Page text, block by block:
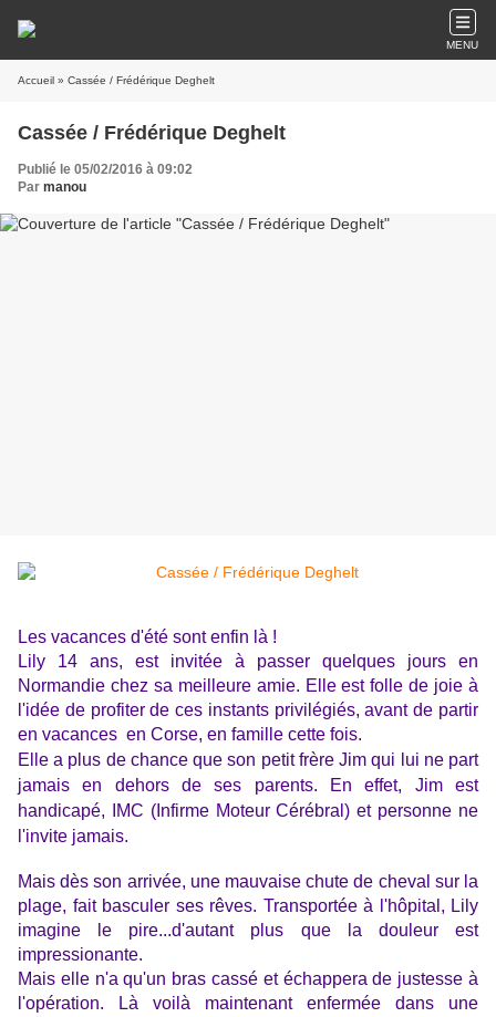
MENU
Accueil » Cassée / Frédérique Deghelt
Cassée / Frédérique Deghelt
Publié le 05/02/2016 à 09:02
Par manou
Les vacances d'été sont enfin là !
Lily 14 ans, est invitée à passer quelques jours en
Normandie chez sa meilleure amie. Elle est folle de joie à
l'idée de profiter de ces instants privilégiés, avant de partir
en vacances en Corse, en famille cette fois.
Elle a plus de chance que son petit frère Jim qui lui ne part
jamais en dehors de ses parents. En effet, Jim est
handicapé, IMC (Infirme Moteur Cérébral) et personne ne
l'invite jamais.
Mais dès son arrivée, une mauvaise chute de cheval sur la
plage, fait basculer ses rêves. Transportée à l'hôpital, Lily
imagine le pire...d'autant plus que la douleur est
impressionante.
Mais elle n'a qu'un bras cassé et échappera de justesse à
l'opération. Là voilà maintenant enfermée dans une